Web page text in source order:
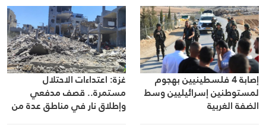
إصابة 4 فلسطينيين بهجوم
لمستوطنين إسرائيليين وسط
الضفة الغربية
غزة: اعتداءات الاحتلال
مستمرة.. قصف مدفعي
وإطلاق نار في مناطق عدة من